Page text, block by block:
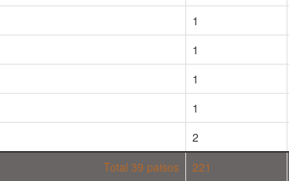
1
1
1
1
2
Total 39 paisos
221